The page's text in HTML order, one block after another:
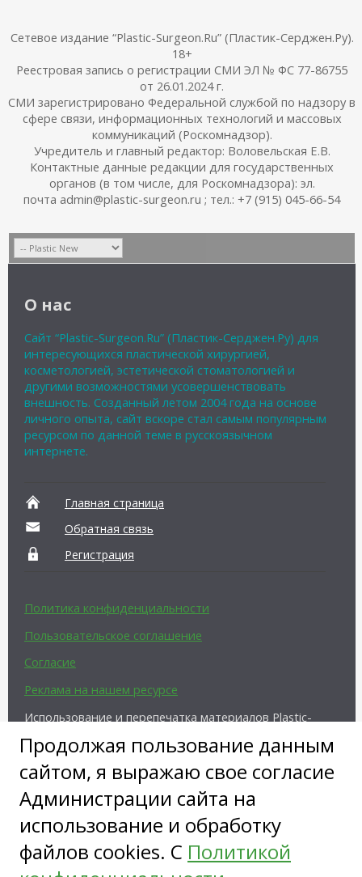
Продолжая пользование данным
сайтом, я выражаю свое согласие
Администрации сайта на
использование и обработку
файлов cookies. С Политикой
Сетевое издание “Plastic-Surgeon.Ru” (Пластик-Серджен.Ру).
18+
Реестровая запись о регистрации СМИ ЭЛ № ФС 77-86755
от 26.01.2024 г.
СМИ зарегистрировано Федеральной службой по надзору в
сфере связи, информационных технологий и массовых
коммуникаций (Роскомнадзор).
Учредитель и главный редактор: Воловельская Е.В.
Контактные данные редакции для государственных
органов (в том числе, для Роскомнадзора): эл.
почта admin@plastic-surgeon.ru ; тел.: +7 (915) 045-66-54
О нас
Сайт “Plastic-Surgeon.Ru” (Пластик-Серджен.Ру) для
интересующихся пластической хирургией,
косметологией, эстетической стоматологией и
другими возможностями усовершенствовать
внешность. Созданный летом 2004 года на основе
личного опыта, сайт вскоре стал самым популярным
ресурсом по данной теме в русскоязычном
интернете.
Главная страница
Обратная связь
Регистрация
Политика конфиденциальности
Пользовательское соглашение
Согласие
Реклама на нашем ресурсе
Использование и перепечатка материалов Plastic-
разрешения администрации и при наличии
активной ссылки на источник.